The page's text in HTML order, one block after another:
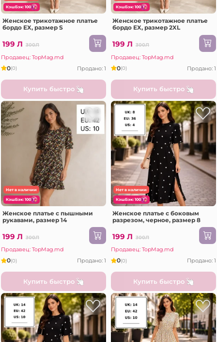
КэшБэк: 100
Женское трикотажное платье
бордо EX, размер S
199 Л 300Л
Продавец: TopMag.md
0(0) Продано: 1
Купить быстро
КэшБэк: 100
Женское трикотажное платье
бордо EX, размер 2XL
199 Л 300Л
Продавец: TopMag.md
0(0) Продано: 1
Купить быстро
Нет в наличии
КэшБэк: 100
Женское платье с пышными
рукавами, размер 14
199 Л 300Л
Продавец: TopMag.md
0(0) Продано: 1
Купить быстро
Нет в наличии
КэшБэк: 100
Женское платье с боковым
разрезом, черное, размер 8
199 Л 300Л
Продавец: TopMag.md
0(0) Продано: 1
Купить быстро